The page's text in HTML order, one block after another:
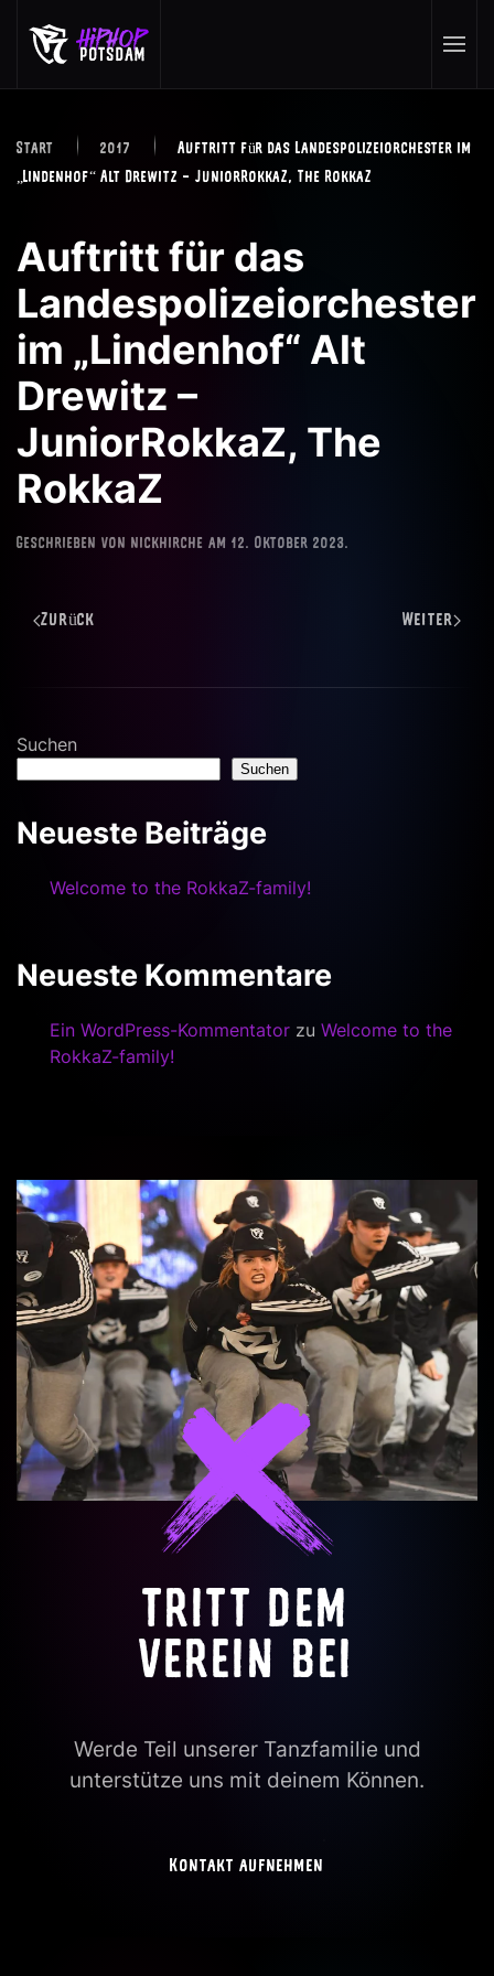
Skip to main content
Start 2017
Auftritt für das Landespolizeiorchester im
„Lindenhof“ Alt Drewitz – JuniorRokkaZ, The RokkaZ
Auftritt für das
Landespolizeiorchester
im „Lindenhof“ Alt
Drewitz –
JuniorRokkaZ, The
RokkaZ
Geschrieben von nickhirche am 12. Oktober 2023.
Zurück Weiter
Suchen
Suchen
Neueste Beiträge
Welcome to the RokkaZ-family!
Neueste Kommentare
Ein WordPress-Kommentator zu Welcome to the
RokkaZ-family!
TRITT DEM
VEREIN BEI
Werde Teil unserer Tanzfamilie und
unterstütze uns mit deinem Können.
Kontakt aufnehmen